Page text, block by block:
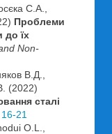
С.А.,
Проблеми
до їх
Non-
В.Д.,
(2022)
сталі
21
O.L.,